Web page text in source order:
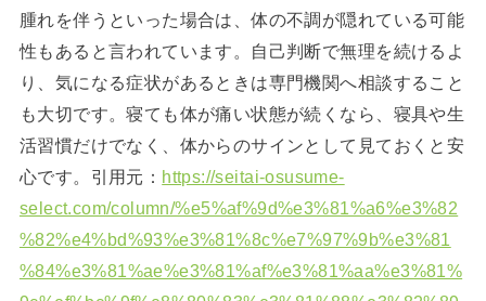
腫れを伴うといった場合は、体の不調が隠れている可能
性もあると言われています。自己判断で無理を続けるよ
り、気になる症状があるときは専門機関へ相談すること
も大切です。寝ても体が痛い状態が続くなら、寝具や生
活習慣だけでなく、体からのサインとして見ておくと安
心です。引用元： https://seitai-osusume-
select.com/column/%e5%af%9d%e3%81%a6%e3%82
%82%e4%bd%93%e3%81%8c%e7%97%9b%e3%81
%84%e3%81%ae%e3%81%af%e3%81%aa%e3%81%